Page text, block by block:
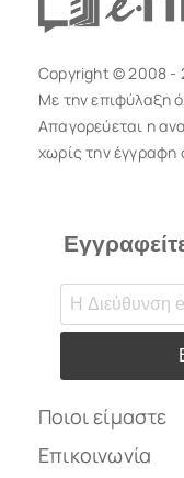
Copyright © 2008 -
Με την επιφύλαξη
Απαγορεύεται η
χωρίς την έγγραφη
Ποιοι είμαστε
Επικοινωνία